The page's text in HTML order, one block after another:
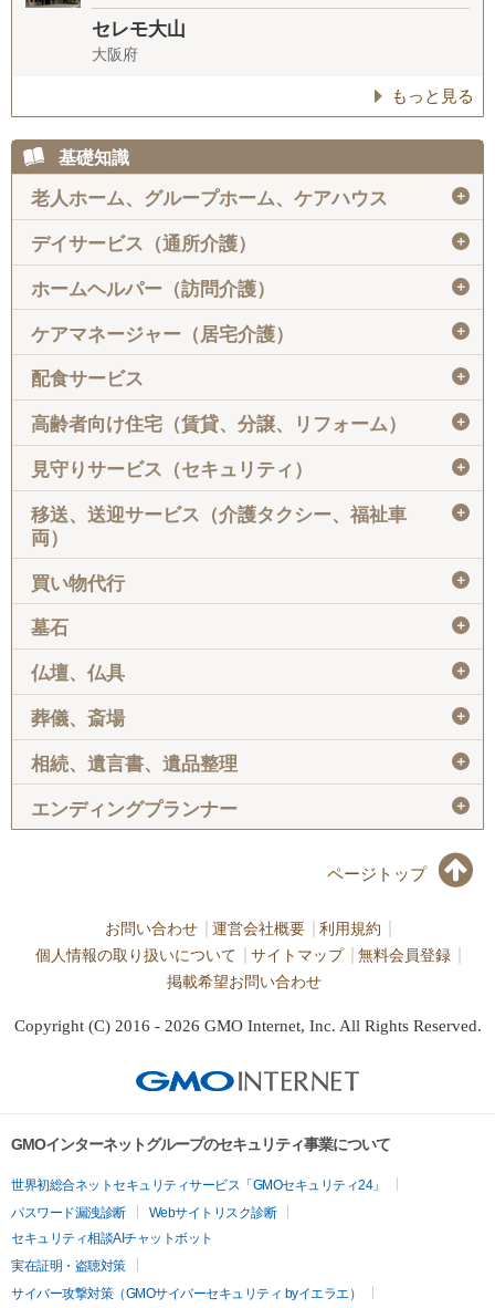
セレモ大山
大阪府
もっと見る
基礎知識
老人ホーム、グループホーム、ケアハウス ＋
デイサービス（通所介護） ＋
ホームヘルパー（訪問介護） ＋
ケアマネージャー（居宅介護） ＋
配食サービス ＋
高齢者向け住宅（賃貸、分譲、リフォーム） ＋
見守りサービス（セキュリティ） ＋
移送、送迎サービス（介護タクシー、福祉車
両）
＋
買い物代行 ＋
墓石 ＋
仏壇、仏具 ＋
葬儀、斎場 ＋
相続、遺言書、遺品整理 ＋
エンディングプランナー ＋
ページトップ
お問い合わせ 運営会社概要
利用規約
個人情報の取り扱いについて
サイトマップ
無料会員登録
掲載希望お問い合わせ
Copyright (C) 2016 - 2026 GMO Internet, Inc. All Rights Reserved.
GMOインターネットグループのセキュリティ事業について
世界初総合ネットセキュリティサービス「GMOセキュリティ24」
パスワード漏洩診断
Webサイトリスク診断
セキュリティ相談AIチャットボット
実在証明・盗聴対策
サイバー攻撃対策（GMOサイバーセキュリティ byイエラエ）